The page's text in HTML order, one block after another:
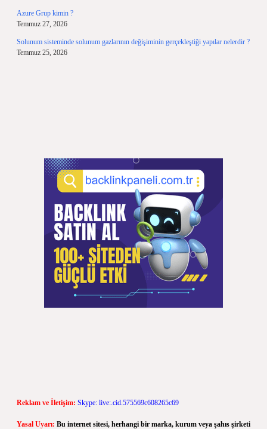
Azure Grup kimin ?
Temmuz 27, 2026
Solunum sisteminde solunum gazlarının değişiminin gerçekleştiği yapılar nelerdir ?
Temmuz 25, 2026
Reklam ve İletişim: Skype: live:.cid.575569c608265c69
Yasal Uyarı: Bu internet sitesi, herhangi bir marka, kurum veya şahıs şirketi